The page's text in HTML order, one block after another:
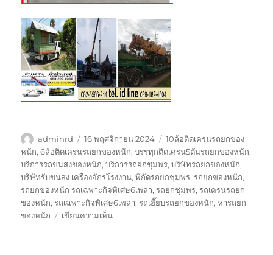
ผู้
เขียน
adminrd
เขียน
เมื่อ
16 พฤศจิกายน 2024
ป้าย
กำกับ
10ล้อติดเครนรถยกของ
หนัก,6ล้อติดเครนรถยกของหนัก,บรรทุกติดเครน5ตันรถยกของหนัก,
บริการรถขนสงของหนัก,บริการรถยกชุมพร,บริษัทรถยกของหนัก,
บริษัทรับขนส่ง เครื่องจักรโรงงาน,พิกัดรถยกชุมพร,รถยกของหนัก,
รถยกของหนัก รถเฉพาะกิจพิเศษ6เพลา,รถยกชุมพร,รถเครนรถยก
ของหนัก,รถเฉพาะกิจพิเศษ6เพลา,รถเฮี๊ยบรถยกของหนัก,หารถยก
ของหนัก
เขียนความเห็นบน